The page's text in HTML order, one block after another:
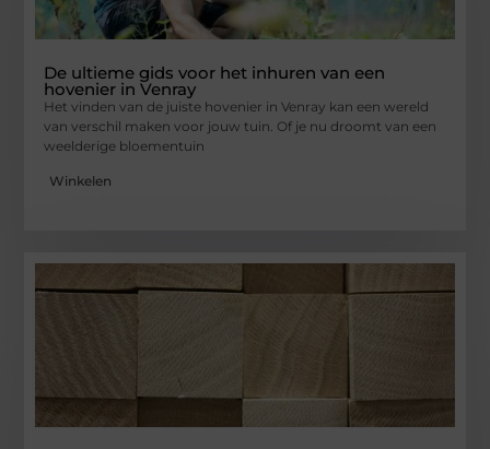
De ultieme gids voor het inhuren van een
hovenier in Venray
Het vinden van de juiste hovenier in Venray kan een wereld
van verschil maken voor jouw tuin. Of je nu droomt van een
weelderige bloementuin
Winkelen